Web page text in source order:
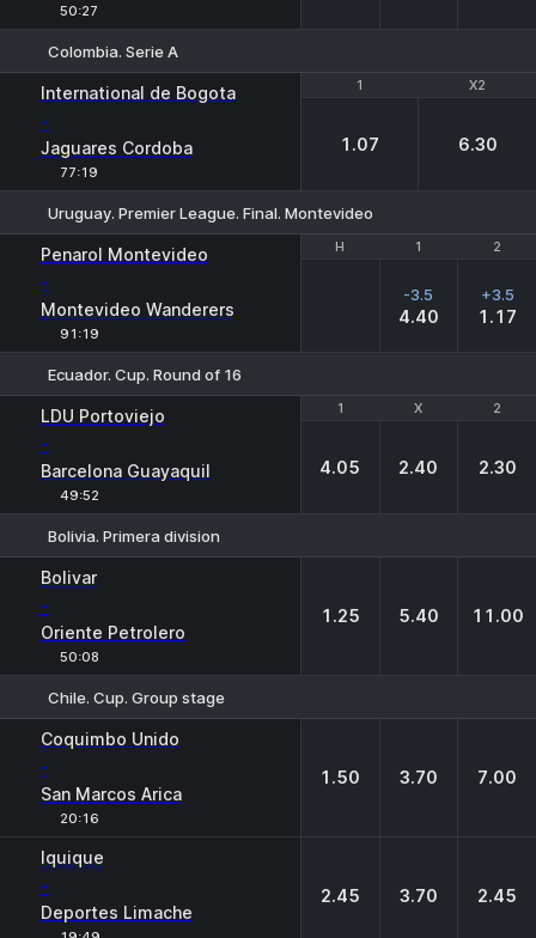
50:27
Colombia. Serie A
1 X2
International de Bogota
-
Jaguares Cordoba
77:19
1 X2
1.07 6.30
Uruguay. Premier League. Final. Montevideo
H 1 2
Penarol Montevideo
-
Montevideo Wanderers
91:19
H 1 2
-3.5
4.40
+3.5
1.17
Ecuador. Cup. Round of 16
1 X 2
LDU Portoviejo
-
Barcelona Guayaquil
49:52
1 X 2
4.05 2.40 2.30
Bolivia. Primera division
Bolivar
-
Oriente Petrolero
50:08
1.25 5.40 11.00
Chile. Cup. Group stage
Coquimbo Unido
-
San Marcos Arica
20:16
1.50 3.70 7.00
Iquique
-
Deportes Limache
2.45 3.70 2.45